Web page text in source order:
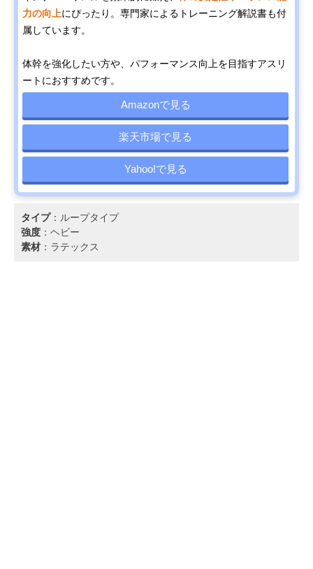
力の向上にぴったり。専門家によるトレーニング解説書も付
属しています。
体幹を強化したい方や、パフォーマンス向上を目指すアスリ
ートにおすすめです。
Amazonで見る
楽天市場で見る
Yahoo!で見る
タイプ：ループタイプ
強度 ：ヘビー
素材 ：ラテックス